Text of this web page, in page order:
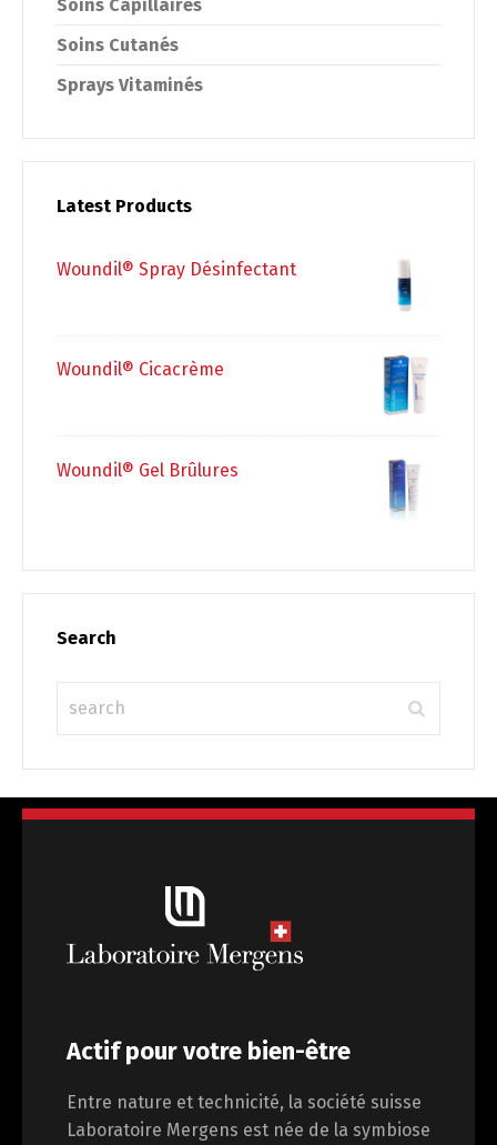
Soins Capillaires
Soins Cutanés
Sprays Vitaminés
Latest Products
Woundil® Spray Désinfectant
Woundil® Cicacrème
Woundil® Gel Brûlures
Search
Actif pour votre bien-être
Entre nature et technicité, la société suisse
Laboratoire Mergens est née de la symbiose